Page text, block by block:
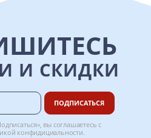
И СКИДКИ
ПОДПИСАТЬСЯ
вы соглашаетесь с
конфидициальности.